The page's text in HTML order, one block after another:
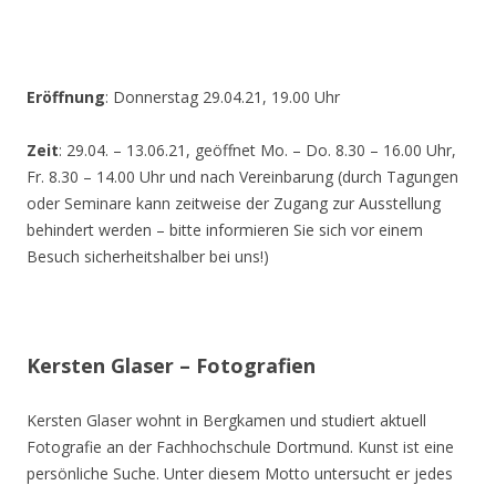
Eröffnung: Donnerstag 29.04.21, 19.00 Uhr
Zeit: 29.04. – 13.06.21, geöffnet Mo. – Do. 8.30 – 16.00 Uhr,
Fr. 8.30 – 14.00 Uhr und nach Vereinbarung (durch Tagungen
oder Seminare kann zeitweise der Zugang zur Ausstellung
behindert werden – bitte informieren Sie sich vor einem
Besuch sicherheitshalber bei uns!)
Kersten Glaser – Fotografien
Kersten Glaser wohnt in Bergkamen und studiert aktuell
Fotografie an der Fachhochschule Dortmund. Kunst ist eine
persönliche Suche. Unter diesem Motto untersucht er jedes